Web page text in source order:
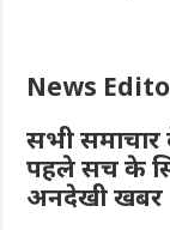
News
सभी
पहले सच के
अनदेखी खबर